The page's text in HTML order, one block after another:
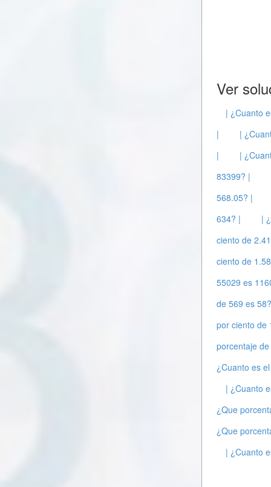
Ver
| ¿Cuanto
|
|
|
|
83399? |
568.05? |
634? |
|
ciento de
ciento de
55029 es
de 569 es
por ciento de
porcentaje
¿Cuanto es
| ¿Cuanto
¿Que
¿Que
| ¿Cuanto